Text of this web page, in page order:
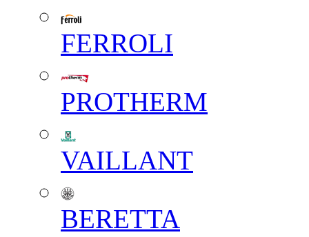
FERROLI
PROTHERM
VAILLANT
BERETTA